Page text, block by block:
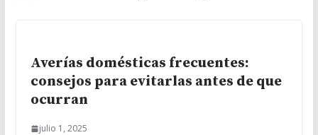
Averías domésticas frecuentes:
consejos para evitarlas antes de que
ocurran
julio 1, 2025